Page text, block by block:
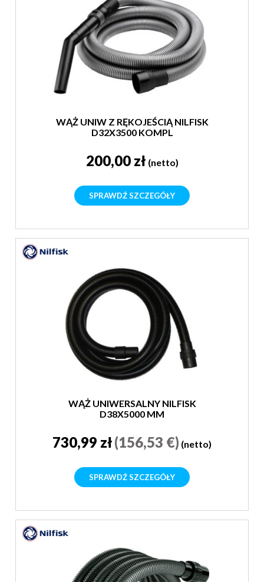
WĄŻ UNIW Z RĘKOJEŚCIĄ NILFISK
D32X3500 KOMPL
200,00 zł (netto)
SPRAWDŹ SZCZEGÓŁY
WĄŻ UNIWERSALNY NILFISK
D38X5000 MM
730,99 zł(156,53 €) (netto)
SPRAWDŹ SZCZEGÓŁY